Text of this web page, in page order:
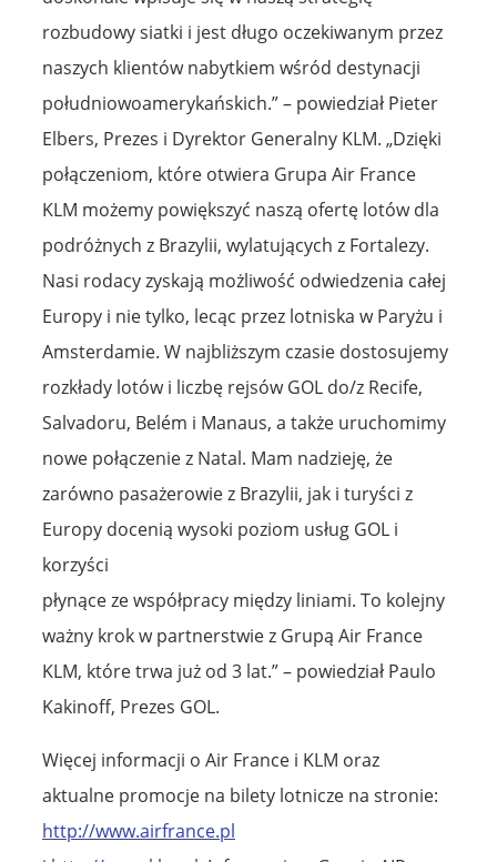
rozbudowy siatki i jest długo oczekiwanym przez
naszych klientów nabytkiem wśród destynacji
południowoamerykańskich.” – powiedział Pieter
Elbers, Prezes i Dyrektor Generalny KLM. „Dzięki
połączeniom, które otwiera Grupa Air France
KLM możemy powiększyć naszą ofertę lotów dla
podróżnych z Brazylii, wylatujących z Fortalezy.
Nasi rodacy zyskają możliwość odwiedzenia całej
Europy i nie tylko, lecąc przez lotniska w Paryżu i
Amsterdamie. W najbliższym czasie dostosujemy
rozkłady lotów i liczbę rejsów GOL do/z Recife,
Salvadoru, Belém i Manaus, a także uruchomimy
nowe połączenie z Natal. Mam nadzieję, że
zarówno pasażerowie z Brazylii, jak i turyści z
Europy docenią wysoki poziom usług GOL i
korzyści
płynące ze współpracy między liniami. To kolejny
ważny krok w partnerstwie z Grupą Air France
KLM, które trwa już od 3 lat.” – powiedział Paulo
Kakinoff, Prezes GOL.
Więcej informacji o Air France i KLM oraz
aktualne promocje na bilety lotnicze na stronie:
http://www.airfrance.pl